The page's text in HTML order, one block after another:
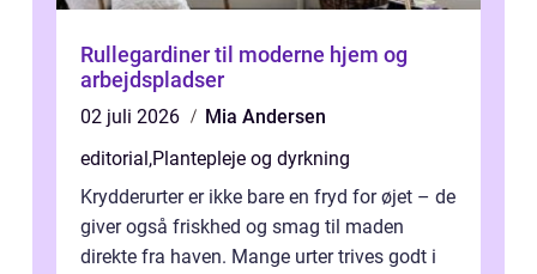
Rullegardiner til moderne hjem og
arbejdspladser
02 juli 2026
Mia Andersen
editorial ,Plantepleje og dyrkning
Krydderurter er ikke bare en fryd for øjet – de
giver også friskhed og smag til maden
direkte fra haven. Mange urter trives godt i